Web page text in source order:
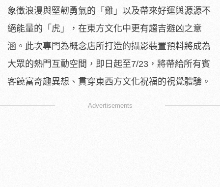
象徵浪漫與堅韌勇氣的「雞」以及帶來好運與源源不
絕能量的「虎」
，在東方文化中更有趨吉避凶之意
涵。 此次專門為概念店所打造的攝影裝置預料將成為
大眾的熱門互動空間 ，即日起至7/23，將帶給所有賓
客饒富奇趣異想、 貫穿東西方文化祝福的視覺體驗。
Advertisements